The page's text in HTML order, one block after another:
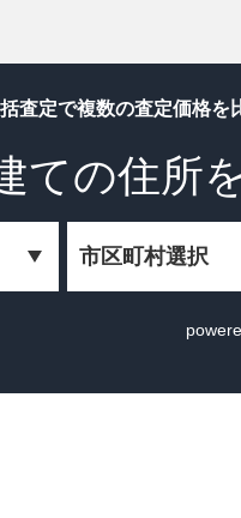
査定で複数の査定価格を
ての住所